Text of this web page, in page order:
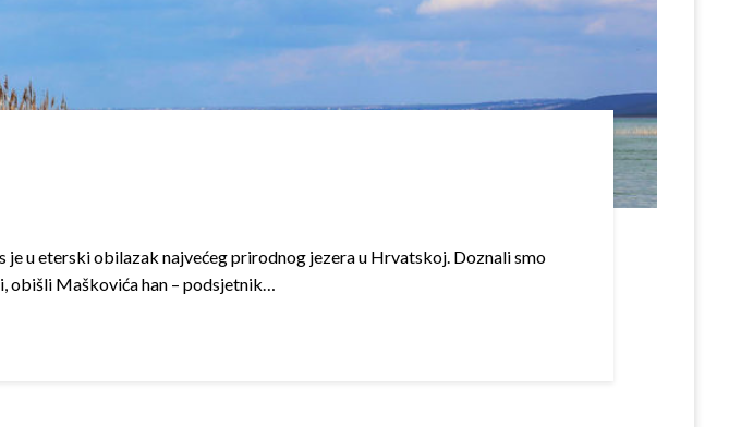
u eterski obilazak najvećeg prirodnog jezera u Hrvatskoj. Doznali smo
obišli Maškovića han – podsjetnik…